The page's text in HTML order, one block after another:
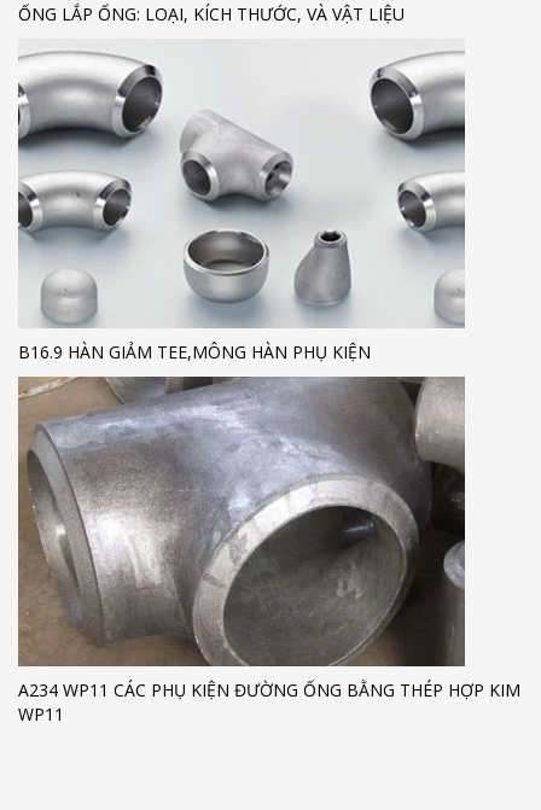
ỐNG LẮP ỐNG: LOẠI, KÍCH THƯỚC, VÀ VẬT LIỆU
B16.9 HÀN GIẢM TEE,MÔNG HÀN PHỤ KIỆN
A234 WP11 CÁC PHỤ KIỆN ĐƯỜNG ỐNG BẰNG THÉP HỢP KIM
WP11